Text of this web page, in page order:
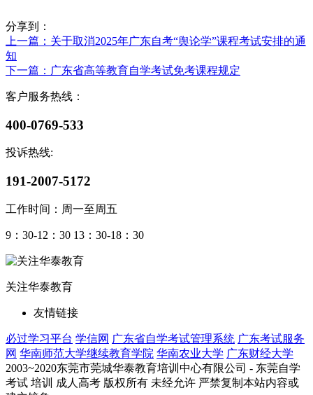
分享到：
上一篇 ：关于取消2025年广东自考“舆论学”课程考试安排的通
知
下一篇 ：广东省高等教育自学考试免考课程规定
客户服务热线：
400-0769-533
投诉热线:
191-2007-5172
工作时间：周一至周五
9：30-12：30 13：30-18：30
关注华泰教育
友情链接
必过学习平台 学信网 广东省自学考试管理系统 广东考试服务
网 华南师范大学继续教育学院 华南农业大学 广东财经大学
2003~2020东莞市莞城华泰教育培训中心有限公司 - 东莞自学
考试 培训 成人高考 版权所有 未经允许 严禁复制本站内容或